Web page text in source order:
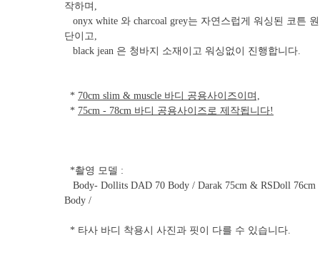
작하며,
onyx white 와 charcoal grey는 자연스럽게 워싱된 코튼 원
단이고,
black jean 은 청바지 소재이고 워싱없이 진행합니다.
* 70cm slim & muscle 바디 공용사이즈이며,
* 75cm - 78cm 바디 공용사이즈로 제작됩니다!
*촬영 모델 :
Body- Dollits DAD 70 Body / Darak 75cm & RSDoll 76cm
Body /
* 타사 바디 착용시 사진과 핏이 다를 수 있습니다.